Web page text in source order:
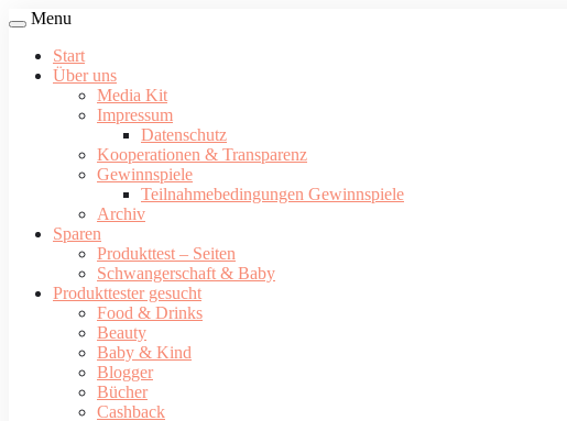
Menu
Start
Über uns
Media Kit
Impressum
Datenschutz
Kooperationen & Transparenz
Gewinnspiele
Teilnahmebedingungen Gewinnspiele
Archiv
Sparen
Produkttest – Seiten
Schwangerschaft & Baby
Produkttester gesucht
Food & Drinks
Beauty
Baby & Kind
Blogger
Bücher
Cashback